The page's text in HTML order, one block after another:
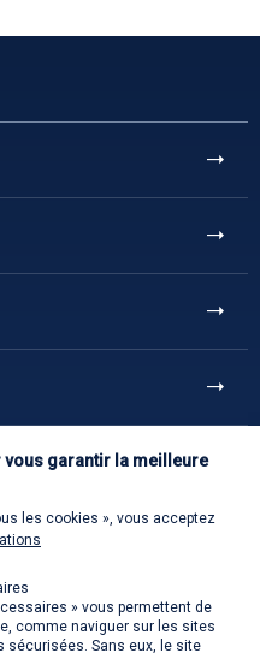
garantir la meilleure
les cookies », vous acceptez
» vous permettent de
comme naviguer sur les sites
sécurisées. Sans eux, le site